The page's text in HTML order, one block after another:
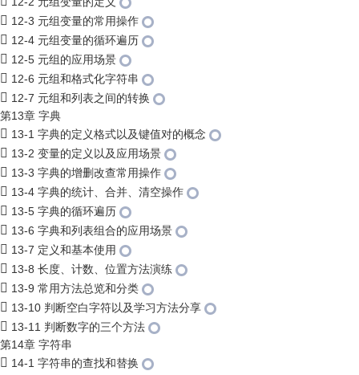
12-3 元组变量的常用操作
12-4 元组变量的循环遍历
12-5 元组的应用场景
12-6 元组和格式化字符串
12-7 元组和列表之间的转换
第13章 字典
13-1 字典的定义格式以及键值对的概念
13-2 变量的定义以及应用场景
13-3 字典的增删改查常用操作
13-4 字典的统计、合并、清空操作
13-5 字典的循环遍历
13-6 字典和列表组合的应用场景
13-7 定义和基本使用
13-8 长度、计数、位置方法演练
13-9 常用方法总览和分类
13-10 判断空白字符以及学习方法分享
13-11 判断数字的三个方法
第14章 字符串
14-1 字符串的查找和替换